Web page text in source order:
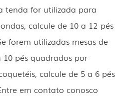
tenda for utilizada para
calcule de 10 a 12 pés
forem utilizadas mesas de
pés quadrados por
calcule de 5 a 6 pés
em contato conosco